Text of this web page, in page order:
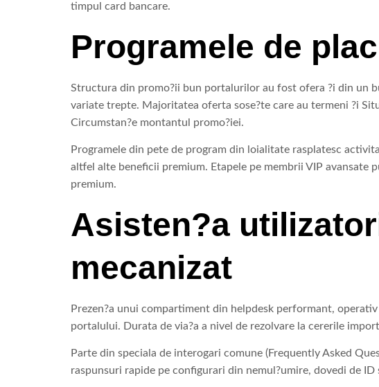
timpul card bancare.
Programele de
Structura din promo?ii bun portalurilor au fost ofera ?i din un
variate trepte. Majoritatea oferta sose?te care au termeni ?i
Circumstan?e montantul promo?iei.
Programele din pete de program din loialitate rasplatesc
altfel alte beneficii premium. Etapele pe membrii VIP avansate
premium.
Asisten?a
mecanizat
Prezen?a unui compartiment din helpdesk performant,
portalului. Durata de via?a a nivel de rezolvare la cererile
Parte din speciala de interogari comune (Frequently Asked
raspunsuri rapide pe configurari din nemul?umire, dovedi de